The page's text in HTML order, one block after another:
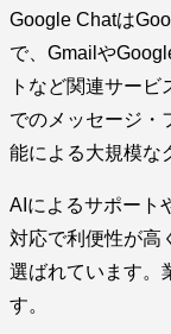
Google Chatは
で、Gmailや
トなど関連サー
でのメッセージ・
能による大規模な
AIによるサポート
対応で利便性が高
選ばれています。
す。